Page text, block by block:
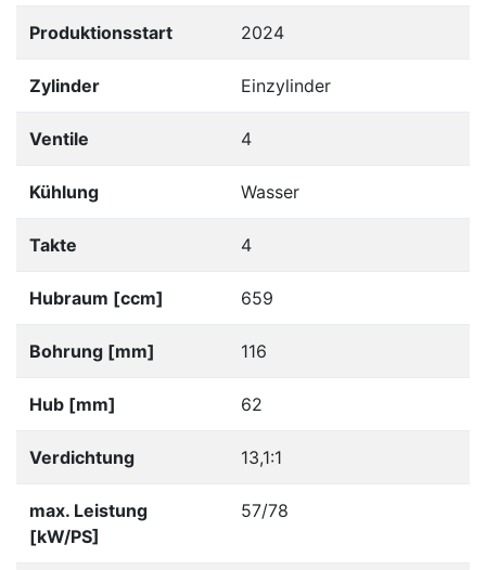
Produktionsstart 2024
Zylinder Einzylinder
Ventile 4
Kühlung Wasser
Takte 4
Hubraum [ccm] 659
Bohrung [mm] 116
Hub [mm] 62
Verdichtung 13,1:1
max. Leistung
[kW/PS]
57/78